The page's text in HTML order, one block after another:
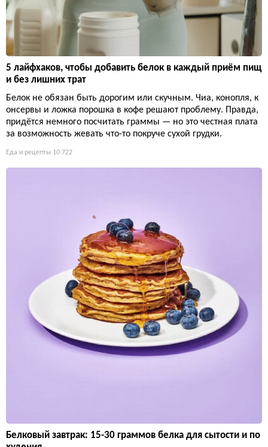
5 лайфхаков, чтобы добавить белок в каждый приём пищ
и без лишних трат
Белок не обязан быть дорогим или скучным. Чиа, конопля, к
онсервы и ложка порошка в кофе решают проблему. Правда,
придётся немного посчитать граммы — но это честная плата
за возможность жевать что-то покруче сухой грудки.
Еда и рецепты 10 722
Белковый завтрак: 15-30 граммов белка для сытости и по